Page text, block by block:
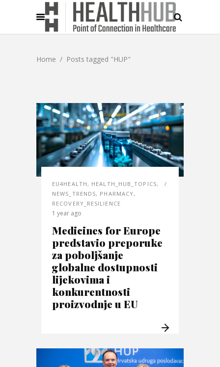
Home / Posts tagged "HUP"
EU4HEALTH, HEALTH_HUB_TOPICS,
NEWS_TRENDS, PHARMACY,
RECOVERY_RESILIENCE
1 year ago
Medicines for Europe
predstavio preporuke
za poboljšanje
globalne dostupnosti
lijekovima i
konkurentnosti
proizvodnje u EU